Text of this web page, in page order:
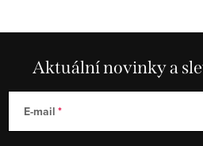
Aktuální novinky a
E-mail